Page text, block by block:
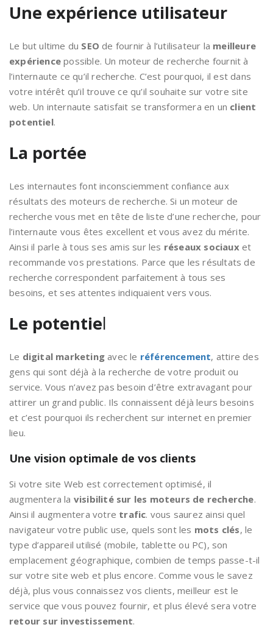
Une expérience utilisateur
Le but ultime du SEO de fournir à l’utilisateur la meilleure
expériencepossible. Un moteur de recherche fournit à
l’internaute ce qu’il recherche. C’est pourquoi, il est dans
votre intérêt qu’il trouve ce qu’il souhaite sur votre site
web. Un internaute satisfait se transformera en un client
potentiel.
La portée
Les internautes font inconsciemment confiance aux
résultats des moteurs de recherche. Si un moteur de
recherche vous met en tête de liste d’une recherche, pour
l’internaute vous êtes excellent et vous avez du mérite.
Ainsi il parle à tous ses amis sur les réseaux sociaux et
recommande vos prestations. Parce que les résultats de
recherche correspondent parfaitement à tous ses
besoins, et ses attentes indiquaient vers vous.
Le potentiel
Le digital marketing avec le référencement, attire des
gens qui sont déjà à la recherche de votre produit ou
service. Vous n’avez pas besoin d’être extravagant pour
attirer un grand public. Ils connaissent déjà leurs besoins
et c’est pourquoi ils recherchent sur internet en premier
lieu.
Une vision optimale de vos clients
Si votre site Web est correctement optimisé, il
augmentera la visibilité sur les moteurs de recherche.
Ainsi il augmentera votre trafic. vous saurez ainsi quel
navigateur votre public use, quels sont les mots clés, le
type d’appareil utilisé (mobile, tablette ou PC), son
emplacement géographique, combien de temps passe-t-il
sur votre site web et plus encore. Comme vous le savez
déjà, plus vous connaissez vos clients, meilleur est le
service que vous pouvez fournir, et plus élevé sera votre
retour sur investissement.